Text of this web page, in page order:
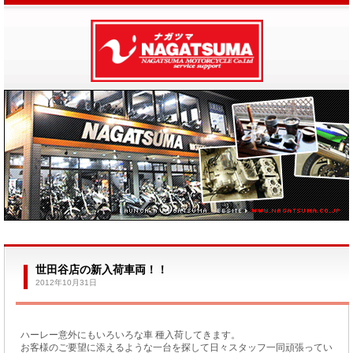
世田谷店の新入荷車両！！
2012年10月31日
ハーレー意外にもいろいろな車 種入荷してきます。
お客様のご要望に添えるような一台を探して日々スタッフ一同頑張ってい